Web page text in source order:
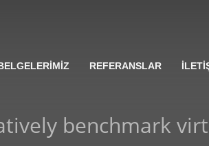
REFERANSLAR
benchmark